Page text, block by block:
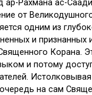
от
одним из
и признанных
Корана.
и потому
на сам